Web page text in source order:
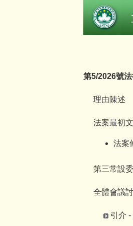
第5/2026號
理由陳述
法案最初
法案
第三常設
全體會議
引介